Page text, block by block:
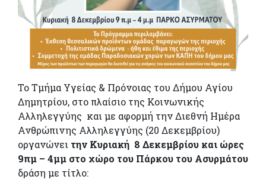
Το Τμήμα Υγείας & Πρόνοιας του Δήμου Αγίου
Δημητρίου, στο πλαίσιο της Κοινωνικής
Αλληλεγγύης και με αφορμή την Διεθνή Ημέρα
Ανθρώπινης Αλληλεγγύης (20 Δεκεμβρίου)
οργανώνει την Κυριακή 8 Δεκεμβρίου και ώρες
9πμ – 4μμ στο χώρο του Πάρκου του Ασυρμάτου
δράση με τίτλο: